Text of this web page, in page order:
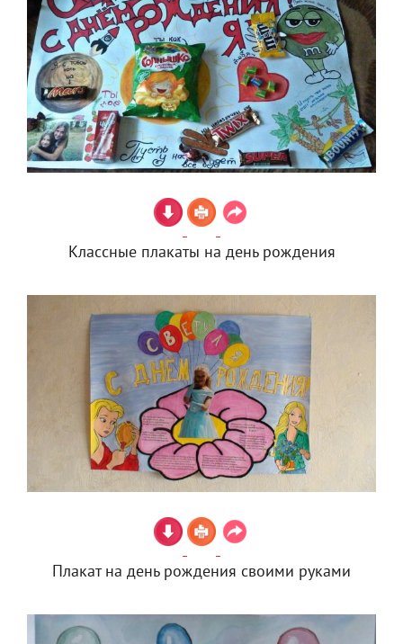
Классные плакаты на день рождения
Плакат на день рождения своими руками